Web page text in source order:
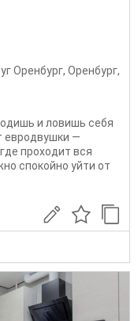
Оренбург, Оренбург,
и ловишь себя
евродвушки —
проходит вся
спокойно уйти от